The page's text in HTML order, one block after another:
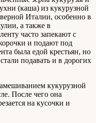
(каша) из кукурузной
Италии, особенно в
а также в
часто запекают с
и подают под
была едой крестьян, но
подавать и в дорогих
кукурузной
После чего она
на кусочки и